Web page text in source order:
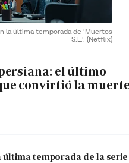
la última temporada de 'Muertos
S.L.'. (Netflix)
el último
convirtió la
última temporada de la serie